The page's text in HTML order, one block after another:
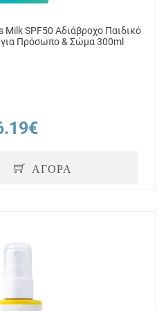
Milk SPF50 Αδιάβροχο Παιδικό
Πρόσωπο & Σώμα 300ml
ΑΓΟΡΑ